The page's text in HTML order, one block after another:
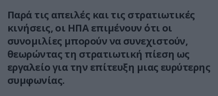
Παρά τις απειλές και τις στρατιωτικές
κινήσεις, οι ΗΠΑ επιμένουν ότι οι
συνομιλίες μπορούν να συνεχιστούν,
θεωρώντας τη στρατιωτική πίεση ως
εργαλείο για την επίτευξη μιας ευρύτερης
συμφωνίας.